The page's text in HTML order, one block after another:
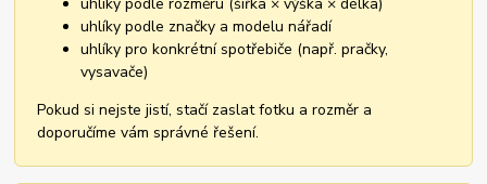
uhlíky podle značky a modelu nářadí
uhlíky pro konkrétní spotřebiče (např. pračky,
vysavače)
Pokud si nejste jistí, stačí zaslat fotku a rozměr a
doporučíme vám správné řešení.